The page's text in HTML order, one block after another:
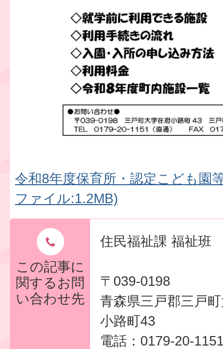
令和8年度保育所・認定こども園
ファイル:1.2MB)
この記事に
関するお問
い合わせ先
住民福祉課 福祉班
〒039-0198
青森県三戸郡三戸
小路町43
電話：0179-20-